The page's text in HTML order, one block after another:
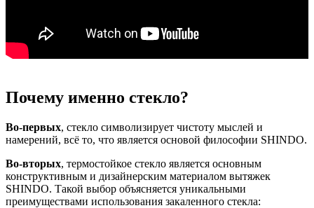
Почему именно стекло?
Во-первых, стекло символизирует чистоту мыслей и
намерений, всё то, что является основой философии SHINDO.
Во-вторых, термостойкое стекло является основным
конструктивным и дизайнерским материалом вытяжек
SHINDO. Такой выбор объясняется уникальными
преимуществами использования закаленного стекла: